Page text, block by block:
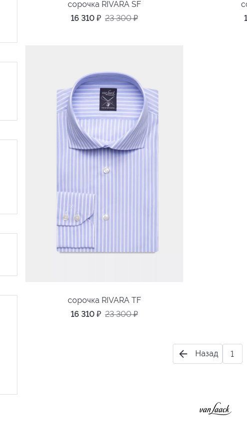
сорочка RIVARA SF
16 310 ₽ 23 300₽
сорочка RIVARA TF
16 310 ₽ 23 300₽
Назад 1